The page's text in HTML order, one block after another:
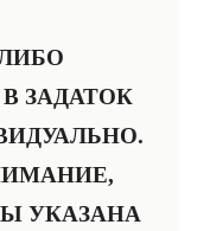
ЗАДАТОК
УКАЗАНА